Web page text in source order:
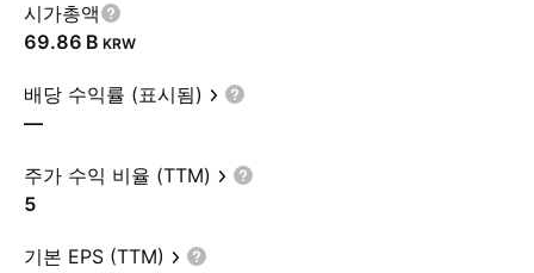
시가총액
‪69.86 B‬ KRW
배당 수익률 (표시됨)
—
주가 수익 비율 (TTM)
5
기본 EPS (TTM)